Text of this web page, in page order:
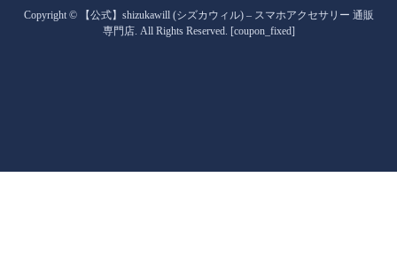
Copyright ©【公式】shizukawill (シズカウィル) – スマホアクセサリー 通販
専門店. All Rights Reserved. [coupon_fixed]